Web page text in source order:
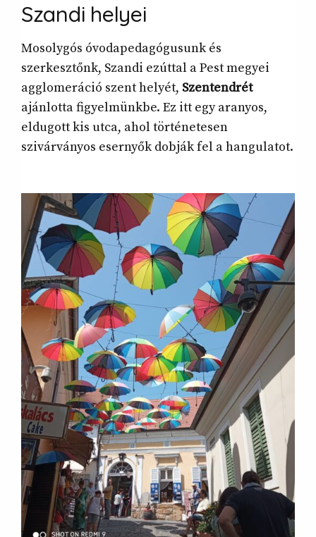
Szandi helyei
Mosolygós óvodapedagógusunk és
szerkesztőnk, Szandi ezúttal a Pest megyei
agglomeráció szent helyét, Szentendrét
ajánlotta figyelmünkbe. Ez itt egy aranyos,
eldugott kis utca, ahol történetesen
szivárványos esernyők dobják fel a hangulatot.